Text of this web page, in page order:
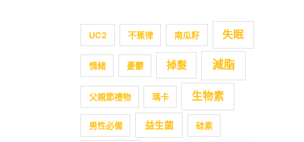
UC2 不蕉律 南瓜籽 失眠
情緒 憂鬱 掉髮 減脂
父親節禮物 瑪卡 生物素
男性必備 益生菌 硅素